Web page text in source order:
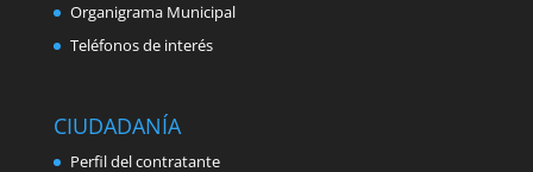
Organigrama Municipal
Teléfonos de interés
CIUDADANÍA
Perfil del contratante